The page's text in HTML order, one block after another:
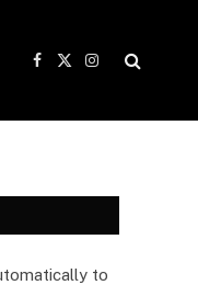
Facebook
X
Instagram
to